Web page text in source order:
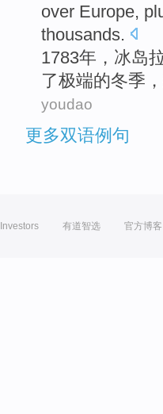
over Europe,
thousands.
1783年， 冰岛
了极端的冬季
youdao
更多双语例句
Investors 有道智选 官方博客